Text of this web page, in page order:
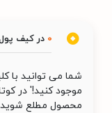
0 در کیف
شما می توانید با
موجود کنید!' در
محصول مطلع